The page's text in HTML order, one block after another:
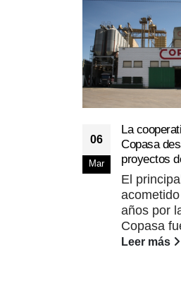
06
Mar
La
Copasa
proyectos
El
años por
Copasa
Leer más